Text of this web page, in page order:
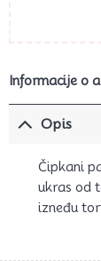
Informacije o
Opis
Čipkani
ukras od
izneđu